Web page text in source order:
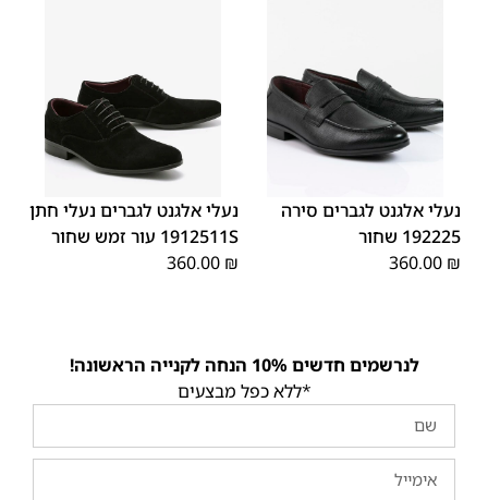
40
41
42
43
44
45
נעלי אלגנט לגברים סירה
192225 שחור
360.00 ₪
41
42
43
44
נעלי אלגנט לגברים נעלי חתן
1912511S עור זמש שחור
360.00 ₪
לנרשמים חדשים 10% הנחה לקנייה הראשונה!
*ללא כפל מבצעים